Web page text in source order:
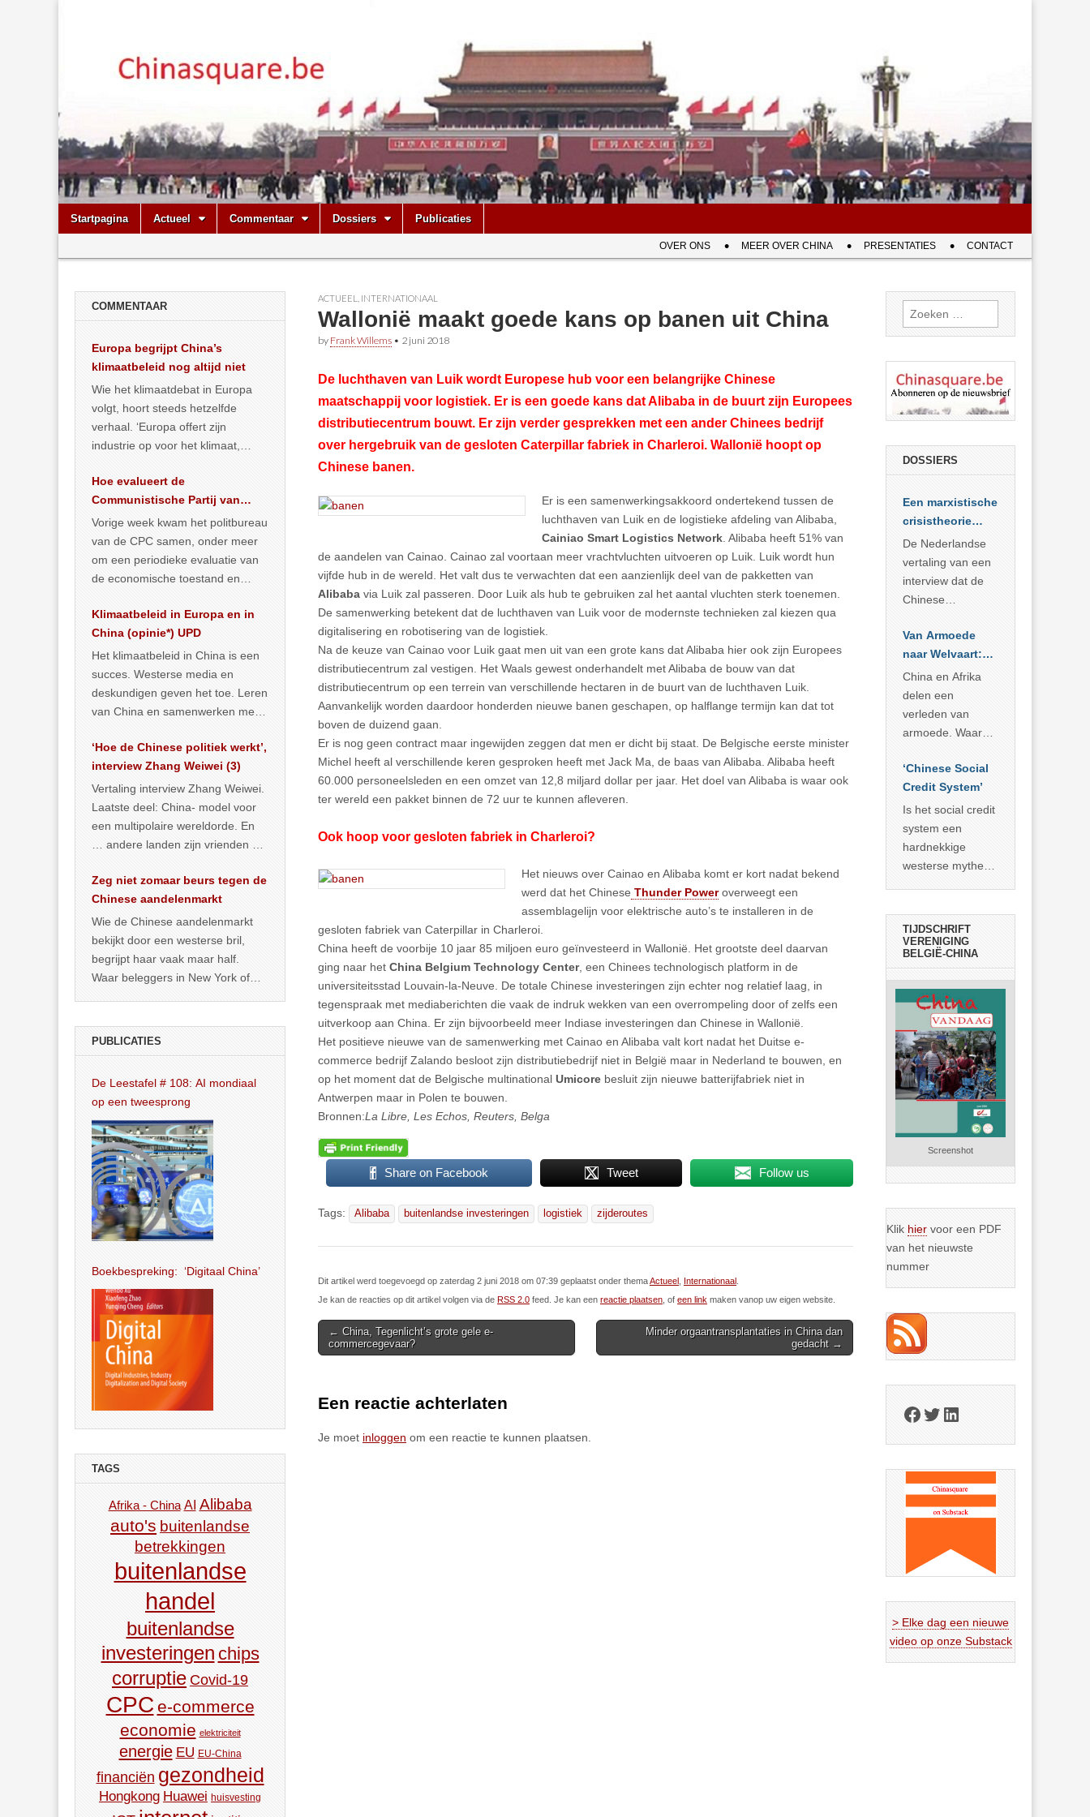
Chinasquare.be
Main
menu
Skip
Startpagina Actueel Commentaar Dossiers Publicaties
menu
OVER ONS MEER OVER CHINA PRESENTATIES CONTACT
ACTUEEL INTERNATIONAAL
Wallonië maakt goede kans op banen uit China
by Frank Willems • 2 juni 2018
De luchthaven van Luik wordt Europese hub voor een belangrijke Chinese
maatschappij voor logistiek. Er is een goede kans dat Alibaba in de buurt zijn Europees
distributiecentrum bouwt. Er zijn verder gesprekken met een ander Chinees bedrijf
over hergebruik van de gesloten Caterpillar fabriek in Charleroi. Wallonië hoopt op
Chinese banen.
Er is een samenwerkingsakkoord ondertekend tussen de
luchthaven van Luik en de logistieke afdeling van Alibaba,
Cainiao Smart Logistics Network . Alibaba heeft 51% van
de aandelen van Cainao. Cainao zal voortaan meer vrachtvluchten uitvoeren op Luik. Luik wordt hun
vijfde hub in de wereld. Het valt dus te verwachten dat een aanzienlijk deel van de pakketten van
Alibaba via Luik zal passeren. Door Luik als hub te gebruiken zal het aantal vluchten sterk toenemen.
De samenwerking betekent dat de luchthaven van Luik voor de modernste technieken zal kiezen qua
digitalisering en robotisering van de logistiek.
Na de keuze van Cainao voor Luik gaat men uit van een grote kans dat Alibaba hier ook zijn Europees
distributiecentrum zal vestigen. Het Waals gewest onderhandelt met Alibaba de bouw van dat
distributiecentrum op een terrein van verschillende hectaren in de buurt van de luchthaven Luik.
Aanvankelijk worden daardoor honderden nieuwe banen geschapen, op halflange termijn kan dat tot
boven de duizend gaan.
Er is nog geen contract maar ingewijden zeggen dat men er dicht bij staat. De Belgische eerste minister
Michel heeft al verschillende keren gesproken heeft met Jack Ma, de baas van Alibaba. Alibaba heeft
60.000 personeelsleden en een omzet van 12,8 miljard dollar per jaar. Het doel van Alibaba is waar ook
ter wereld een pakket binnen de 72 uur te kunnen afleveren.
Ook hoop voor gesloten fabriek in Charleroi?
Het nieuws over Cainao en Alibaba komt er kort nadat bekend
werd dat het Chinese Thunder Poweroverweegt een
assemblagelijn voor elektrische auto’s te installeren in de
gesloten fabriek van Caterpillar in Charleroi.
China heeft de voorbije 10 jaar 85 miljoen euro geïnvesteerd in Wallonië. Het grootste deel daarvan
ging naar het China Belgium Technology Center, een Chinees technologisch platform in de
universiteitsstad Louvain-la-Neuve. De totale Chinese investeringen zijn echter nog relatief laag, in
tegenspraak met mediaberichten die vaak de indruk wekken van een overrompeling door of zelfs een
uitverkoop aan China. Er zijn bijvoorbeeld meer Indiase investeringen dan Chinese in Wallonië.
Het positieve nieuwe van de samenwerking met Cainao en Alibaba valt kort nadat het Duitse e-
commerce bedrijf Zalando besloot zijn distributiebedrijf niet in België maar in Nederland te bouwen, en
op het moment dat de Belgische multinational Umicore besluit zijn nieuwe batterijfabriek niet in
Antwerpen maar in Polen te bouwen.
Bronnen:La Libre, Les Echos, Reuters, Belga
Share on Facebook Tweet Follow us
Tags: Alibaba buitenlandse investeringen logistiek zijderoutes
Dit artikel werd toegevoegd op zaterdag 2 juni 2018 om 07:39 geplaatst onder themaActueel Internationaal
Je kan de reacties op dit artikel volgen via de RSS 2.0 feed. Je kan een reactie plaatsen , of een link maken vanop uw eigen website.
Post
navigation
← China, Tegenlicht’s grote gele e-
commercegevaar?
Minder orgaantransplantaties in China dan
gedacht →
Een reactie achterlaten
Je moet inloggen om een reactie te kunnen plaatsen.
COMMENTAAR
Europa begrijpt China’s
klimaatbeleid nog altijd niet
Wie het klimaatdebat in Europa
volgt, hoort steeds hetzelfde
verhaal. ‘Europa offert zijn
industrie op voor het klimaat,
vergroening… >> lees meer
Hoe evalueert de
Communistische Partij van
China de economische
situatie?
Vorige week kwam het politbureau
van de CPC samen, onder meer
om een periodieke evaluatie van
de economische toestand en
publiceerden… >> lees meer
Klimaatbeleid in Europa en in
China (opinie*) UPD
Het klimaatbeleid in China is een
succes. Westerse media en
deskundigen geven het toe. Leren
van China en samenwerken met
… >> lees meer
‘Hoe de Chinese politiek werkt’,
interview Zhang Weiwei (3)
Vertaling interview Zhang Weiwei.
Laatste deel: China- model voor
een multipolaire wereldorde. En
… andere landen zijn vrienden of
Zeg niet zomaar beurs tegen de
Chinese aandelenmarkt
Wie de Chinese aandelenmarkt
bekijkt door een westerse bril,
begrijpt haar vaak maar half.
Waar beleggers in New York of
PUBLICATIES
De Leestafel # 108: AI mondiaal
op een tweesprong
Boekbespreking: ‘Digitaal China’
TAGS
Afrika - China AI Alibaba
auto's buitenlandse
betrekkingen
buitenlandse
handel
buitenlandse
investeringen chips
corruptie Covid-19
CPC e-commerce
economie elektriciteit
energie EU EU-China
financiën gezondheid
Hongkong Huawei huisvesting
Zoeken
naar:
DOSSIERS
Een marxistische
crisistheorie
voor vandaag
De Nederlandse
vertaling van een
interview dat de
Chinese
Sociale
Wetenschappen
afnam van de
Britse
marxistische
econoom Michael
zien dat
… >> lees meer
Van Armoede
naar Welvaart:
Wat Afrika kan
leren van
China’s
economisch
China en Afrika
delen een
verleden van
armoede. Waar
voorbije veertig
jaar in slaagde
meer dan 800
miljoen mensen
uit de armoede
… >> lees meer
‘Chinese Social
Credit System’
Is het social credit
system een
hardnekkige
westerse mythe of
TIJDSCHRIFT
VERENIGING
BELGIË-CHINA
Screenshot
Klik hier voor een PDF
van het nieuwste
nummer
Facebook
Twitter
LinkedIn
> Elke dag een nieuwe
video op onze Substack